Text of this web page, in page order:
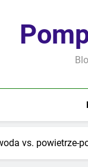
vs. powietrze-